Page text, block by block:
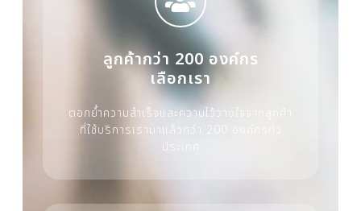
ลูกค้ากว่า 200 องค์กร
เลือกเรา
ตอกย้ำความสำเร็จและความไว้วางใจจากลูกค้า
ที่ใช้บริการเรามาแล้วกว่า 200 องค์กรทั่ว
ประเทศ